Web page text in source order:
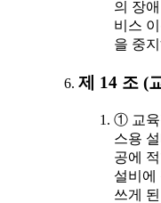
의 장
비스
을 중
제 14 조 (
① 교육
스용
공에
설비에
쓰게